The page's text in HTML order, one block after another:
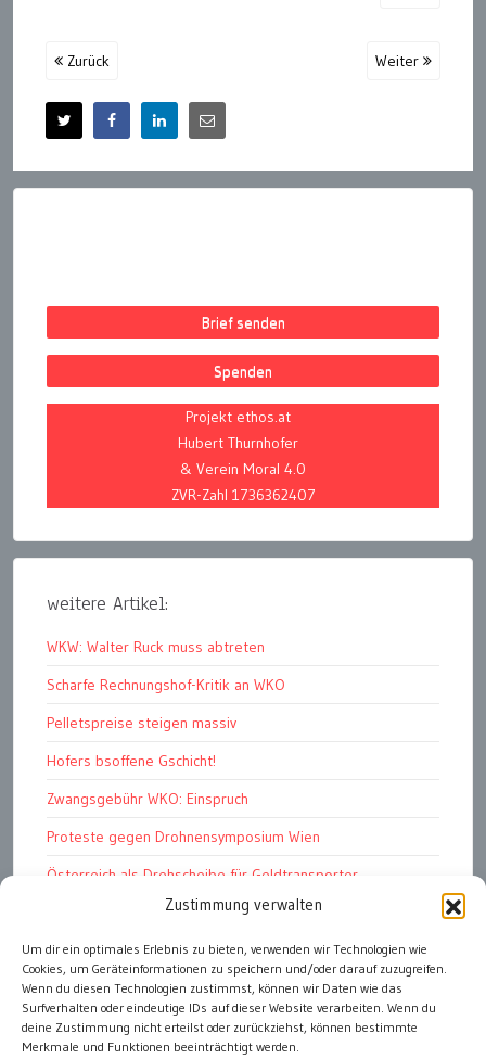
Zustimmung verwalten
Um dir ein optimales Erlebnis zu bieten, verwenden wir Technologien wie
Cookies, um Geräteinformationen zu speichern und/oder darauf zuzugreifen.
Wenn du diesen Technologien zustimmst, können wir Daten wie das
Surfverhalten oder eindeutige IDs auf dieser Website verarbeiten. Wenn du
deine Zustimmung nicht erteilst oder zurückziehst, können bestimmte
Merkmale und Funktionen beeinträchtigt werden.
Zurück Weiter
Brief senden
Spenden
Projekt ethos.at
Hubert Thurnhofer
& Verein Moral 4.0
ZVR-Zahl 1736362407
weitere Artikel:
WKW: Walter Ruck muss abtreten
Scharfe Rechnungshof-Kritik an WKO
Pelletspreise steigen massiv
Hofers bsoffene Gschicht!
Zwangsgebühr WKO: Einspruch
Proteste gegen Drohnensymposium Wien
Österreich als Drehscheibe für Geldtransporter
Financial Stability Report der OeNB 2026
Genug Eier fürs Osterkörberl?
Angst vor Inflation und Krieg